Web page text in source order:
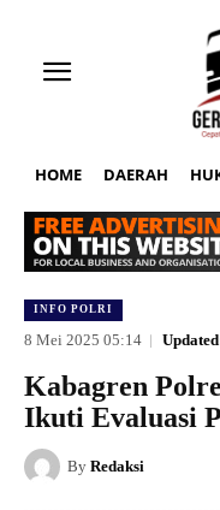
HOME DAERAH
INFO POLRI
8 Mei 2025 05:14
Kabagren
Ikuti Evaluasi
By Redaksi